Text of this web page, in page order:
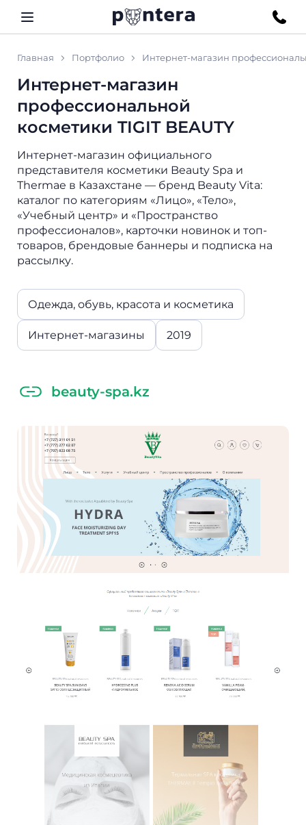
Главная Портфолио Интернет-магазин
Интернет-магазин
профессиональной
косметики TIGIT BEAUTY
Интернет-магазин официального
представителя косметики Beauty Spa и
Thermae в Казахстане — бренд Beauty Vita:
каталог по категориям «Лицо», «Тело»,
«Учебный центр» и «Пространство
профессионалов», карточки новинок и топ-
товаров, брендовые баннеры и подписка на
рассылку.
Одежда, обувь, красота и косметика
Интернет-магазины 2019
beauty-spa.kz